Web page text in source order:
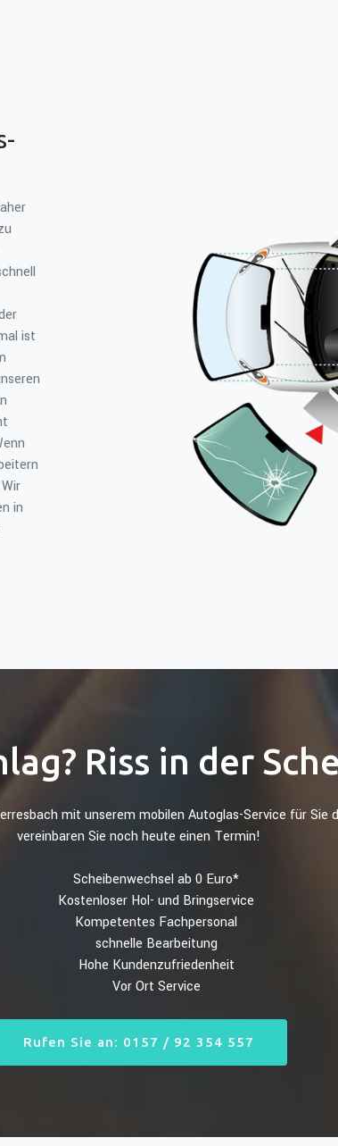
ist
in
Riss in der
mit unserem mobilen Autoglas-Service für Sie
vereinbaren Sie noch heute einen Termin!
Scheibenwechsel ab 0 Euro*
Kostenloser Hol- und Bringservice
Kompetentes Fachpersonal
schnelle Bearbeitung
Hohe Kundenzufriedenheit
Vor Ort Service
Rufen Sie an: 0157 / 92 354 557